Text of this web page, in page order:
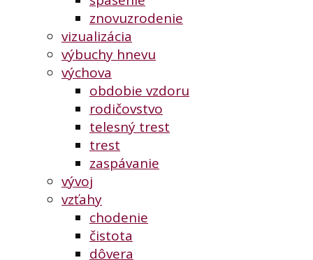
znovuzrodenie
vizualizácia
výbuchy hnevu
výchova
obdobie vzdoru
rodičovstvo
telesný trest
trest
zaspávanie
vývoj
vzťahy
chodenie
čistota
dôvera